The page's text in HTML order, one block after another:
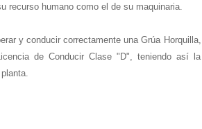
recurso humano como el de su maquinaria.
y conducir correctamente una Grúa Horquilla,
de Conducir Clase "D", teniendo así la